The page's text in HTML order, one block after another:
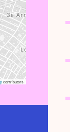
contributors